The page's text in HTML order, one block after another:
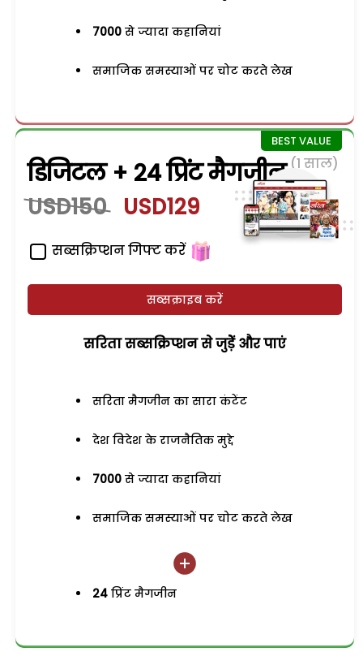
7000 से ज्यादा कहानियां
समाजिक समस्याओं पर चोट करते लेख
डिजिटल + 24 प्रिंट मैगजीन (1 साल)
USD150 USD129
सब्सक्रिप्शन गिफ्ट करें
सब्सक्राइब करें
सरिता सब्सक्रिप्शन से जुड़ेें और पाएं
सरिता मैगजीन का सारा कंटेंट
देश विदेश के राजनैतिक मुद्दे
7000 से ज्यादा कहानियां
समाजिक समस्याओं पर चोट करते लेख
24 प्रिंट मैगजीन